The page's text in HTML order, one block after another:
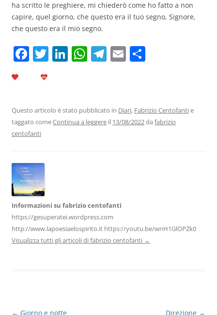
ha scritto le preghiere, mi chiederò come ho fatto a non
capire, quel giorno, che questo era il tuo segno, Signore,
che questo era il mio segno.
F
b
o
k
T Li
dI
n
W
A
p
T
a
m
E
vi
di
Questo articolo è stato pubblicato in Diari, Fabrizio Centofantie
taggato comeContinua a leggere il 13/08/2022da fabrizio
centofanti
Informazioni su fabrizio centofanti
https://gesuperatei.wordpress.com
http://www.lapoesiaelospirito.it https://youtu.be/wnH1GlOPZk0
Visualizza tutti gli articoli di fabrizio centofanti →
Navigazione
← Giorno e notte Direzione →